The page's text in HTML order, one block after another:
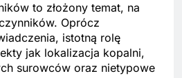
to złożony temat, na
Oprócz
istotną rolę
jak lokalizacja kopalni,
surowców oraz nietypowe